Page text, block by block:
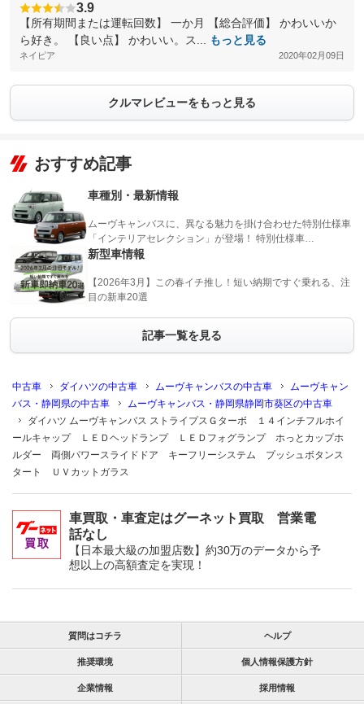
3.9
【所有期間または運転回数】 一か月 【総合評価】 かわいいか
ら好き。 【良い点】 かわいい。ス...
もっと見る
ネイピア 2020年02月09日
クルマレビューをもっと見る
おすすめ記事
車種別・最新情報
ムーヴキャンバスに、異なる魅力を掛け合わせた特別仕様車
「インテリアセレクション」が登場！ 特別仕様車…
新型車情報
【2026年3月】この春イチ推し！短い納期ですぐ乗れる、注
目の新車20選
記事一覧を見る
中古車 ダイハツの中古車 ムーヴキャンバスの中古車
ムーヴキャン
バス・静岡県の中古車
ムーヴキャンバス・静岡県静岡市葵区の中古車
ダイハツ ムーヴキャンバス ストライプスＧターボ １４インチフルホイ
ールキャップ ＬＥＤヘッドランプ ＬＥＤフォグランプ ホっとカップホ
ルダー 両側パワースライドドア キーフリーシステム プッシュボタンス
タート ＵＶカットガラス
車買取・車査定はグーネット買取 営業電
話なし
【日本最大級の加盟店数】約30万のデータから予
想以上の高額査定を実現！
質問はコチラ ヘルプ
推奨環境 個人情報保護方針
企業情報 採用情報